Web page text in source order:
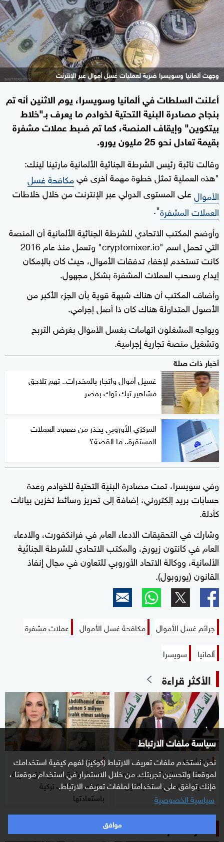
سياسة ملفات الارتباط
نحن نستخدم ملفات تعريف الارتباط (كوكيز) لفهم كيفية استخدامك
لموقعنا ولتحسين تجربتك. من خلال الاستمرار في استخدام موقعنا ،
فإنك توافق على استخدامنا لملفات تعريف الارتباط.
سياسية الخصوصية
موافق
وجهت ألمانيا وسويسرا ضربة لعمليات غسل أموال عبر الإنترنت
أعلنت السلطات في ألمانيا وسويسرا، يوم الاثنين أنه تم
بنجاح مصادرة البنية التحتية لخوادم ما يعرف بـ"خلاط
بيتكوين" وإيقاف المنصة، كما تم ضبط عملات مشفرة
بقيمة تعادل نحو 25 مليون يورو.
وقالت نائبة رئيس الشرطة الجنائية الألمانية مارتينا لينك:
"هذه العملية تمثل خطوة مهمة أخرى فيمكافحة غسل
الأموالعلى المستوى الدولي عبر الإنترنت من خلال خلاطات
العملات المشفرة".
وأوضح المكتب الاتحادي للشرطة الجنائية الألمانية أن المنصة
التي تحمل اسم "cryptomixer.io" وتعمل منذ عام 2016
كانت تستخدم لإخفاء تدفقات الأموال، حيث كان بالإمكان
إيداع وسحب العملات المشفرة بشكل مجهول.
وأضاف المكتب أن هناك شبهة قوية بأن الجزء الأكبر من
الأصول المتداولة هناك كان ذا أصل إجرامي.
ويواجه المشغلون اتهامات بغسل الأموال بغرض التربح
وتشغيل منصة تجارية إجرامية.
أخبار ذات صلة
غسيل أموال واتجار بالمخدرات.. تهم تلاحق
مشاهير تيك توك بمصر
المركزي الأوروبي يحذر من صعود العملات
المستقرة.. ما القصة؟
وفي سويسرا، تمت مصادرة البنية التحتية للخوادم وعدة
حسابات بريد إلكتروني، إضافة إلى تحريز وسائط تخزين بيانات
كأدلة.
وشارك في التحقيقات الادعاء العام في فرانكفورت، والادعاء
العام في كانتون زيورخ، والمكتب الاتحادي للشرطة الجنائية
الألمانية، ووكالة الاتحاد الأوروبي للتعاون في مجال إنفاذ
القانون (يوروبول).
جرائم غسل الأموال مكافحة غسل الأموال
عملات مشفرة
ألمانيا
سويسرا
الأكثر قراءة
شرق أوسط
اعتقال "أبو مازن" ومقرب منه
بقضية فساد في صلاح الدين
منوعات
"نجمة الشرق" على عنق نسيبة
بيكهام.. مطالب تركية
باستعادتها